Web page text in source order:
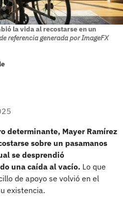
la vida al recostarse en un
referencia generada por ImageFX
determinante, Mayer Ramírez
sobre un pasamanos
se desprendió
una caída al vacío. Lo que
de apoyo se volvió en el
existencia.